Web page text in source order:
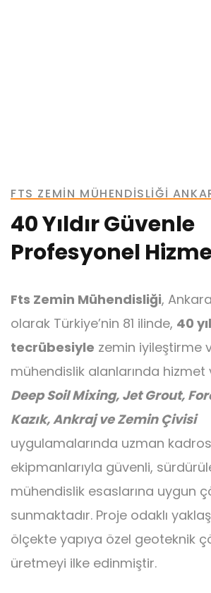
Fore Kazık
Ankraj
Mini Kazık
FTS ZEMIN MÜHENDISLIĞI
40 Yıldır Güvenle
Profesyonel
Fts Zemin Mühendisliği,
olarak Türkiye’nin 81 ilinde, 40
tecrübesiyle zemin iyileştirme
mühendislik alanlarında hizmet
Deep Soil Mixing, Jet Grout,
Kazık, Ankraj ve Zemin Çivisi
uygulamalarında uzman
ekipmanlarıyla güvenli,
mühendislik esaslarına uygun
sunmaktadır. Proje odaklı
ölçekte yapıya özel geoteknik
üretmeyi ilke edinmiştir.